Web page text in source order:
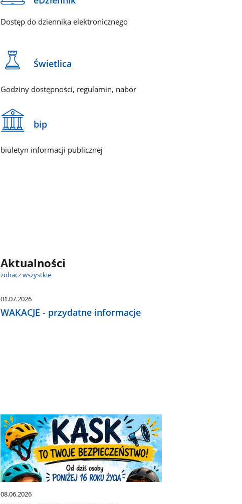
Dostęp do dziennika elektronicznego
Świetlica
Godziny dostępności, regulamin, nabór
bip
biuletyn informacji publicznej
Aktualności
zobacz wszystkie
01.07.2026
WAKACJE - przydatne informacje
08.06.2026